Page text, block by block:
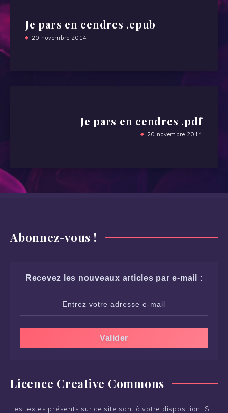
Je pars en cendres .epub
20 novembre 2014
Je pars en cendres .pdf
20 novembre 2014
Abonnez-vous !
Recevez les nouveaux articles par e-mail :
Licence Creative Commons
Les textes présents sur ce site sont à votre disposition. Si